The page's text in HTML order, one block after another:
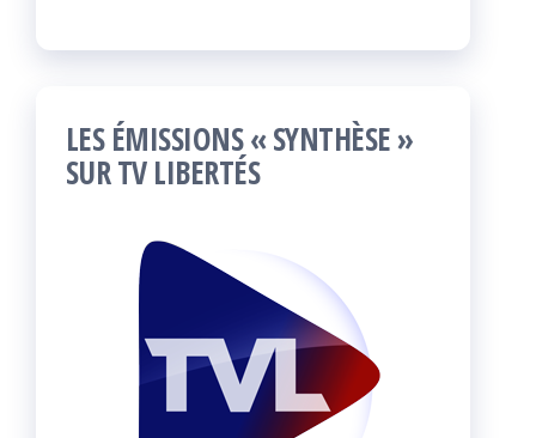
LES ÉMISSIONS « SYNTHÈSE »
SUR TV LIBERTÉS